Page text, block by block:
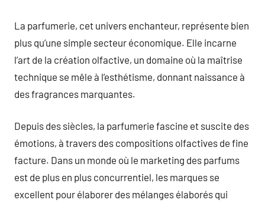
La parfumerie, cet univers enchanteur, représente bien
plus qu’une simple secteur économique. Elle incarne
l’art de la création olfactive, un domaine où la maîtrise
technique se mêle à l’esthétisme, donnant naissance à
des fragrances marquantes.
Depuis des siècles, la parfumerie fascine et suscite des
émotions, à travers des compositions olfactives de fine
facture. Dans un monde où le marketing des parfums
est de plus en plus concurrentiel, les marques se
excellent pour élaborer des mélanges élaborés qui